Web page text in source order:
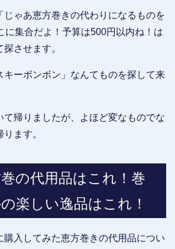
じゃあ恵方巻きの代わりになるものを
に集合だよ！予算は500円以内ね！は
させます。
キーボンボン」なんてものを探して来
て帰りましたが、よほど変なものでな
ます。
の代用品はこれ！巻
楽しい逸品はこれ！
購入してみた恵方巻きの代用品につい